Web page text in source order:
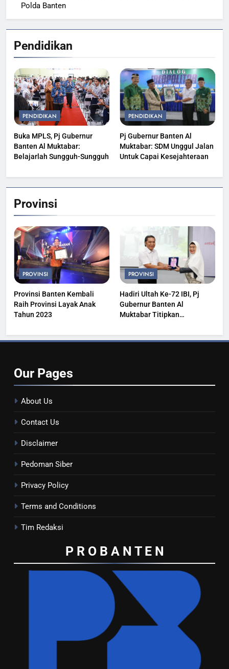
Polda Banten
Pendidikan
PENDIDIKAN
Buka MPLS, Pj Gubernur
Banten Al Muktabar:
Belajarlah Sungguh-Sungguh
PENDIDIKAN
Pj Gubernur Banten Al
Muktabar: SDM Unggul Jalan
Untuk Capai Kesejahteraan
Provinsi
PROVINSI
Provinsi Banten Kembali
Raih Provinsi Layak Anak
Tahun 2023
PROVINSI
Hadiri Ultah Ke-72 IBI, Pj
Gubernur Banten Al
Muktabar Titipkan
Our Pages
About Us
Contact Us
Disclaimer
Pedoman Siber
Privacy Policy
Terms and Conditions
Tim Redaksi
P R O B A N T E N